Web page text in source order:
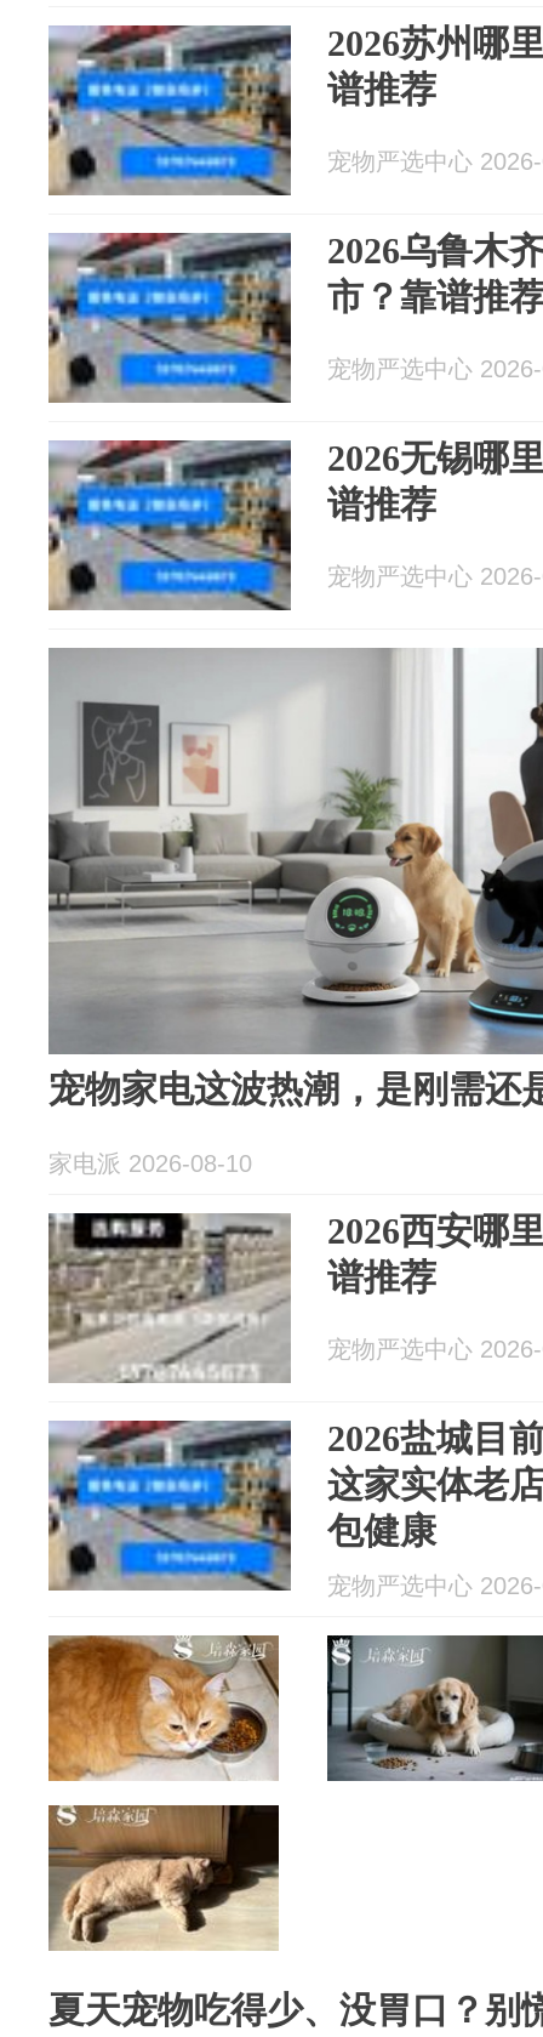
2026苏州哪
谱推荐
宠物严选中心
2026乌鲁木
市？靠谱推
宠物严选中心
2026无锡哪
谱推荐
宠物严选中心
宠物家电这波热潮，是刚需还
家电派 2026-08-10
2026西安哪
谱推荐
宠物严选中心
2026盐城目
这家实体老
包健康
宠物严选中心
夏天宠物吃得少、没胃口？别